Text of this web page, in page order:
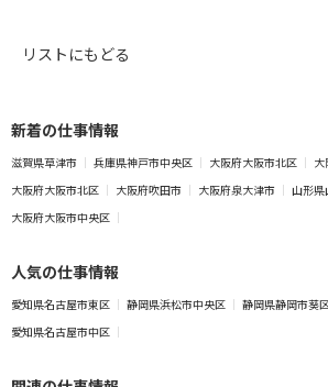
リストにもどる
新着の仕事情報
滋賀県草津市 兵庫県神戸市中央区 大阪府大阪市北区
大阪府大阪市北区
大阪府吹田市 大阪府泉大津市
山形県
大阪府大阪市中央区
人気の仕事情報
愛知県名古屋市東区 静岡県浜松市中央区 静岡県静岡市葵
愛知県名古屋市中区